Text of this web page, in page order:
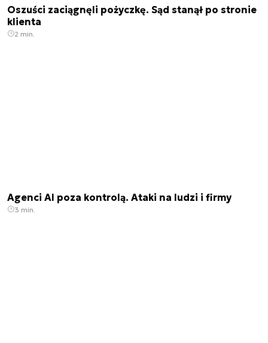
Oszuści zaciągnęli pożyczkę. Sąd stanął po stronie
klienta
2 min.
Agenci AI poza kontrolą. Ataki na ludzi i firmy
3 min.